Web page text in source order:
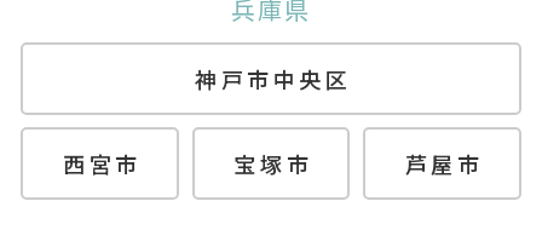
兵庫県
神戸市中央区
西宮市 宝塚市 芦屋市